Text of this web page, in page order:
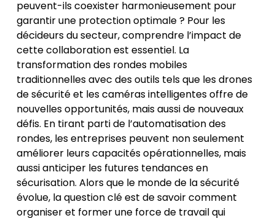
peuvent-ils coexister harmonieusement pour
garantir une protection optimale ? Pour les
décideurs du secteur, comprendre l’impact de
cette collaboration est essentiel. La
transformation des rondes mobiles
traditionnelles avec des outils tels que les drones
de sécurité et les caméras intelligentes offre de
nouvelles opportunités, mais aussi de nouveaux
défis. En tirant parti de l’automatisation des
rondes, les entreprises peuvent non seulement
améliorer leurs capacités opérationnelles, mais
aussi anticiper les futures tendances en
sécurisation. Alors que le monde de la sécurité
évolue, la question clé est de savoir comment
organiser et former une force de travail qui